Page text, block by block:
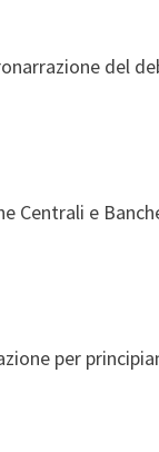
del
Centrali e
per